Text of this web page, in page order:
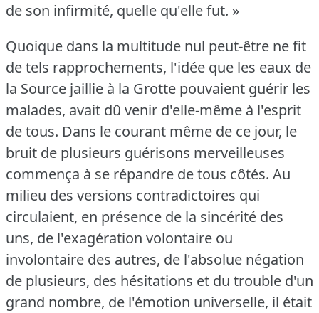
de son infirmité, quelle qu'elle fut. »
Quoique dans la multitude nul peut-être ne fit
de tels rapprochements, l'idée que les eaux de
la Source jaillie à la Grotte pouvaient guérir les
malades, avait dû venir d'elle-même à l'esprit
de tous. Dans le courant même de ce jour, le
bruit de plusieurs guérisons merveilleuses
commença à se répandre de tous côtés. Au
milieu des versions contradictoires qui
circulaient, en présence de la sincérité des
uns, de l'exagération volontaire ou
involontaire des autres, de l'absolue négation
de plusieurs, des hésitations et du trouble d'un
grand nombre, de l'émotion universelle, il était